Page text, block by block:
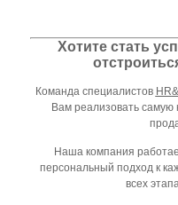
Хотите стать
Команда специалистов HR&
Вам реализовать самую
Наша компания
персональный подход к
всех